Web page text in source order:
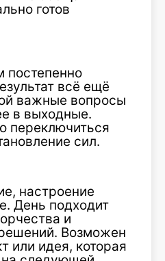
готов
постепенно
всё ещё
важные вопросы
в выходные.
переключиться
сил.
настроение
День подходит
и
Возможен
или идея, которая